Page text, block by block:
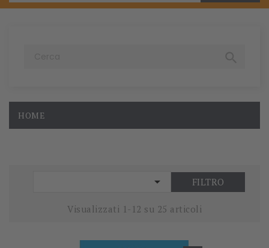
HOME
 FILTRO
Visualizzati 1-12 su 25 articoli